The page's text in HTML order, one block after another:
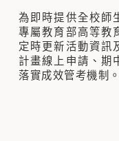
為即時提供全校師
專屬教育部高等教
定時更新活動資訊
計畫線上申請、期
落實成效管考機制。